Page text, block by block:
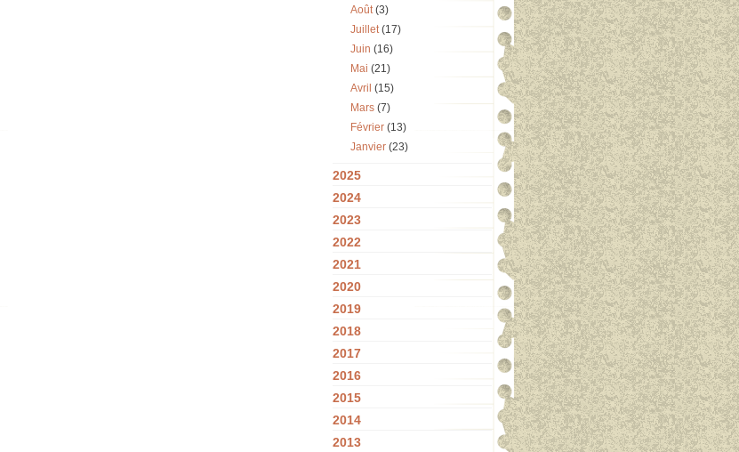
Août(3)
Juillet(17)
Juin (16)
Mai (21)
Avril (15)
Mars (7)
Février (13)
Janvier (23)
2025
2024
2023
2022
2021
2020
2019
2018
2017
2016
2015
2014
2013